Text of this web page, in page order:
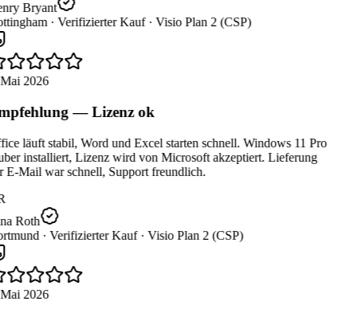
Bryant
· Verifizierter Kauf · Visio Plan 2 (CSP)
2026
— Lizenz ok
läuft stabil, Word und Excel starten schnell. Windows 11 Pro
installiert, Lizenz wird von Microsoft akzeptiert. Lieferung
E-Mail war schnell, Support freundlich.
Roth
· Verifizierter Kauf · Visio Plan 2 (CSP)
2026